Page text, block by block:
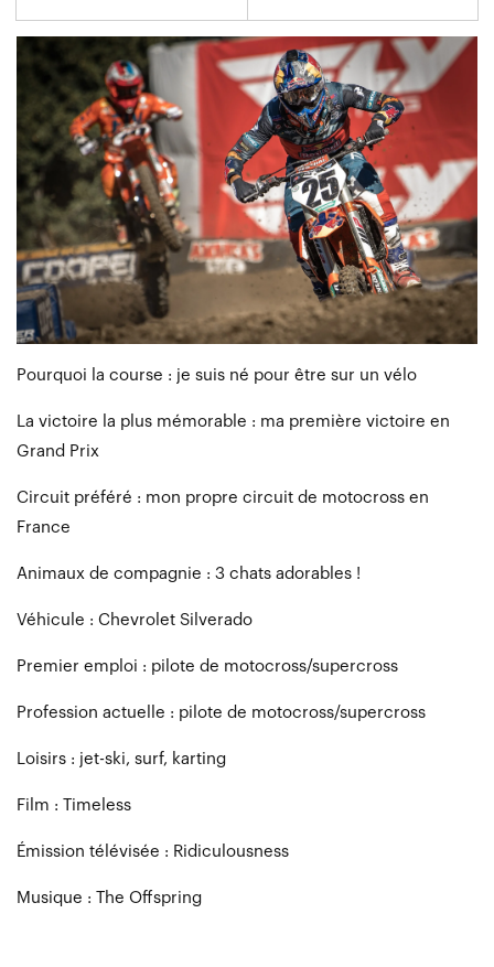
Pourquoi la course : je suis né pour être sur un vélo
La victoire la plus mémorable : ma première victoire en
Grand Prix
Circuit préféré : mon propre circuit de motocross en
France
Animaux de compagnie : 3 chats adorables !
Véhicule : Chevrolet Silverado
Premier emploi : pilote de motocross/supercross
Profession actuelle : pilote de motocross/supercross
Loisirs : jet-ski, surf, karting
Film : Timeless
Émission télévisée : Ridiculousness
Musique : The Offspring